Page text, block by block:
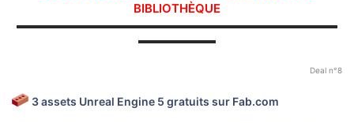
BIBLIOTHÈQUE
▬▬▬▬▬▬▬▬▬▬▬▬▬▬▬▬▬▬▬▬▬▬▬▬▬▬▬▬▬
▬▬▬▬▬▬▬
Deal n°8
3 assets Unreal Engine 5 gratuits sur Fab.com